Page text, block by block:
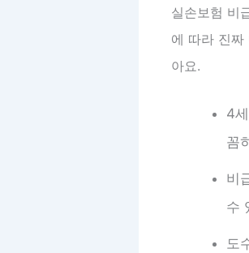
실손보험 비
에 따라 진짜
아요.
4
꼼
비
수
도